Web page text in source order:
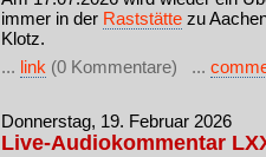
immer in der Raststätte zu
Klotz.
... link (0 Kommentare) ...
Donnerstag, 19. Februar 2026
Live-Audiokommentar